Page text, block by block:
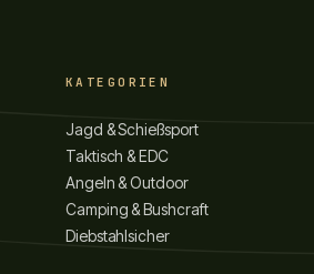
KATEGORIEN
Jagd & Schießsport
Taktisch & EDC
Angeln & Outdoor
Camping & Bushcraft
Diebstahlsicher